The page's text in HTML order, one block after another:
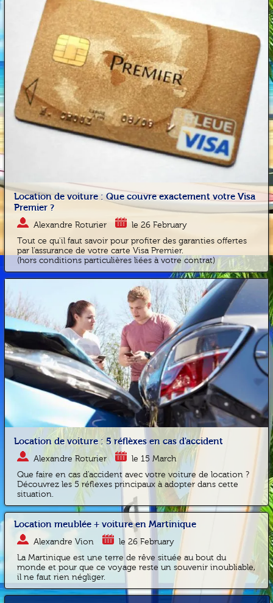
Location de voiture : Que couvre exactement votre Visa
Premier ?
Alexandre Roturier
le 26 February
Tout ce qu'il faut savoir pour profiter des garanties offertes
par l'assurance de votre carte Visa Premier.
(hors conditions particulières liées à votre contrat)
Location de voiture : 5 réflèxes en cas d'accident
Alexandre Roturier
le 15 March
Que faire en cas d'accident avec votre voiture de location ?
Découvrez les 5 réflexes principaux à adopter dans cette
situation.
Location meublée + voiture en Martinique
Alexandre Vion
le 26 February
La Martinique est une terre de rêve située au bout du
monde et pour que ce voyage reste un souvenir inoubliable,
il ne faut rien négliger.